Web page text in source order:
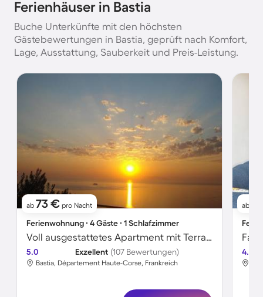
Ferienhäuser in Bastia
Buche Unterkünfte mit den höchsten
Gästebewertungen in Bastia, geprüft nach Komfort,
Lage, Ausstattung, Sauberkeit und Preis-Leistung.
ab 73 € pro Nacht
Ferienwohnung ∙ 4 Gäste ∙ 1 Schlafzimmer
Voll ausgestattetes Apartment mit Terrasse, Grill und Garten | Stadtblick
5.0 Exzellent (107 Bewertungen)
Bastia, Département Haute-Corse, Frankreich
ab
4.8